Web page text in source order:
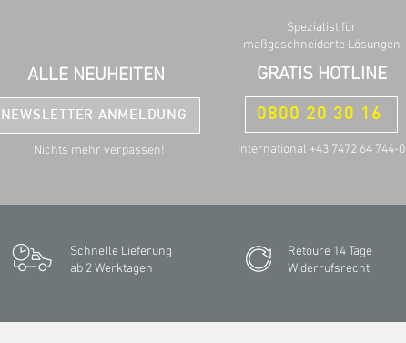
ALLE NEUHEITEN
NEWSLETTER ANMELDUNG
Nichts mehr verpassen!
Spezialist für
maßgeschneiderte Lösungen
GRATIS HOTLINE
0800 20 30 16
International +43 7472 64 744-0
Schnelle Lieferung
ab 2 Werktagen
Retoure 14 Tage
Widerrufsrecht